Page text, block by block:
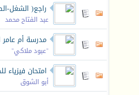
راجع( الشغل-
عبد الفتاح محمد
مدرسة أم عامر
"عبود ملاكي"
امتحان
أبو الشوق